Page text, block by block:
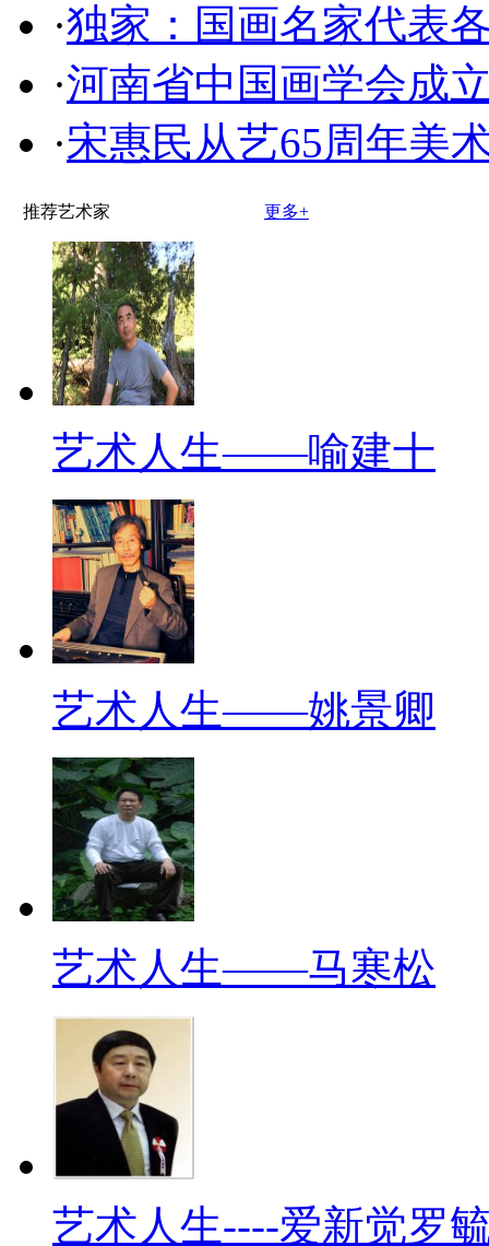
·独家：国画名家代表
·河南省中国画学会成
·宋惠民从艺65周年美
推荐艺术家 更多+
艺术人生——喻建十
艺术人生——姚景卿
艺术人生——马寒松
艺术人生----爱新觉罗